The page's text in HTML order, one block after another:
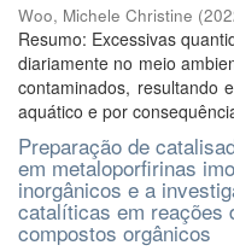
Woo, Michele Christine (
Resumo: Excessivas
diariamente no meio
contaminados, resultando
aquático e por
Preparação de
em metaloporfirinas
inorgânicos e a
catalíticas em reações
compostos orgânicos